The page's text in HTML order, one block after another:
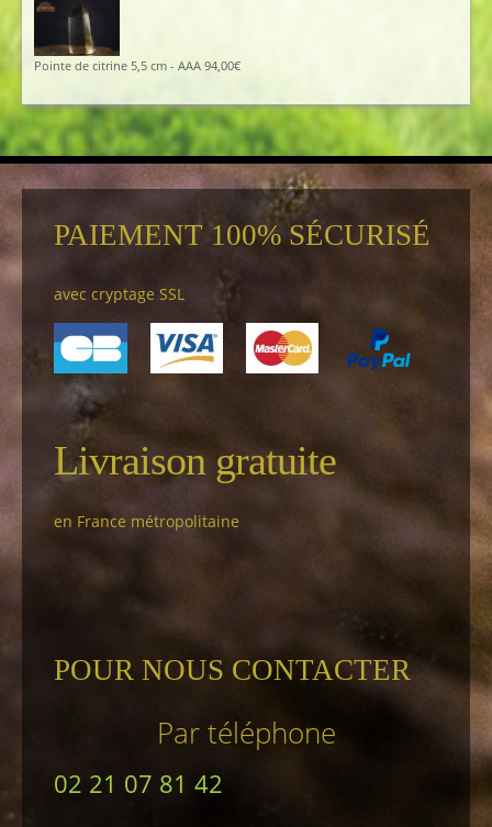
Pointe de citrine 5,5 cm - AAA 94,00€
PAIEMENT 100% SÉCURISÉ
avec cryptage SSL
Livraison gratuite
en France métropolitaine
POUR NOUS CONTACTER
Par téléphone
02 21 07 81 42